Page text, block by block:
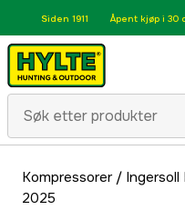
Siden 1911 Åpent kjøp i 30
Kompressorer/ Ingersoll
2025